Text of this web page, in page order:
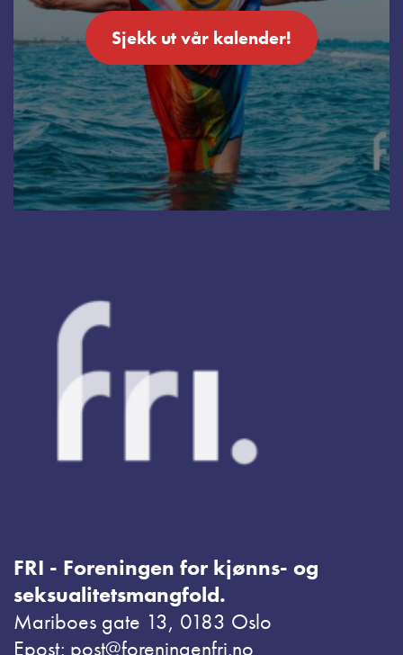
Sjekk ut vår kalender!
FRI - Foreningen for kjønns- og
seksualitetsmangfold.
Mariboes gate 13, 0183 Oslo
Epost: post@foreningenfri.no